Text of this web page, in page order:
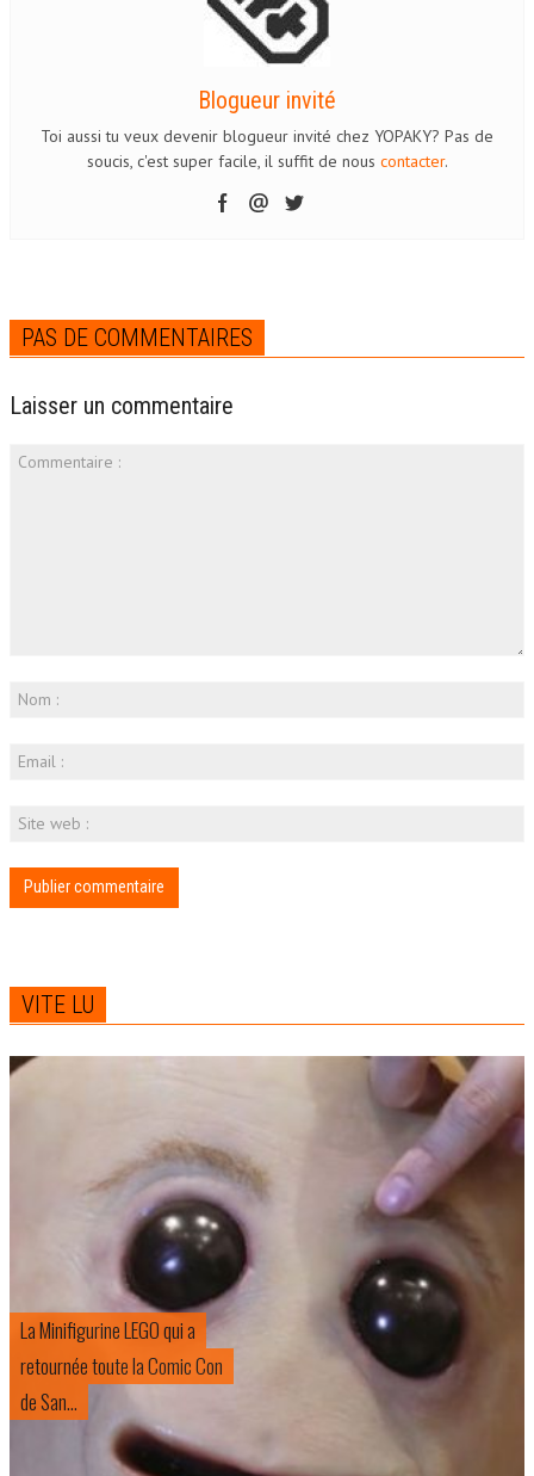
Blogueur invité
Toi aussi tu veux devenir blogueur invité chez YOPAKY? Pas de
soucis, c'est super facile, il suffit de nous contacter.
PAS DE COMMENTAIRES
Laisser un commentaire
VITE LU
La Minifigurine LEGO qui a
retournée toute la Comic Con
de San...